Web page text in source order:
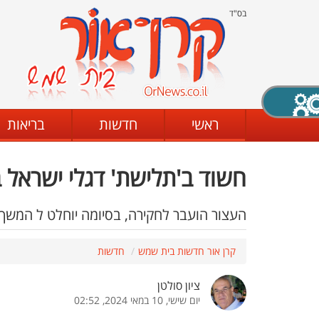
בס"ד
ראשי חדשות בריאות
חשוד ב'תלישת' דגלי
העצור הועבר לחקירה, בסיומה יוחלט ל
קרן אור חדשות בית שמש חדשות
ציון סולטן
יום שישי, 10 במאי 2024, 02:52
X סגירה
מצב שחור - לבן קביעת ניגודיות
גופן קריא הגדלת האתר